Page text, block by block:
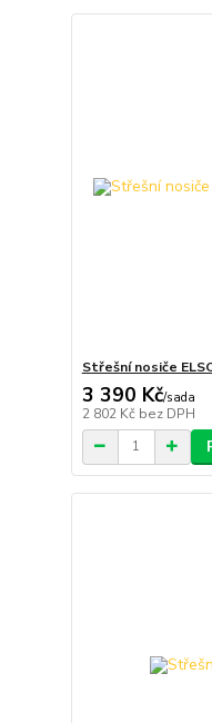
Střešní nosiče
3 390 Kč/sada
2 802 Kč bez DPH